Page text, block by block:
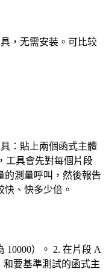
，无需安装。可比较
：貼上兩個函式主體
工具會先對每個片段
的測量呼叫，然後報告
、快多少倍。
10000）。 2. 在片段 A
要基準測試的函式主